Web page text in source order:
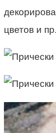
цветов и пр.